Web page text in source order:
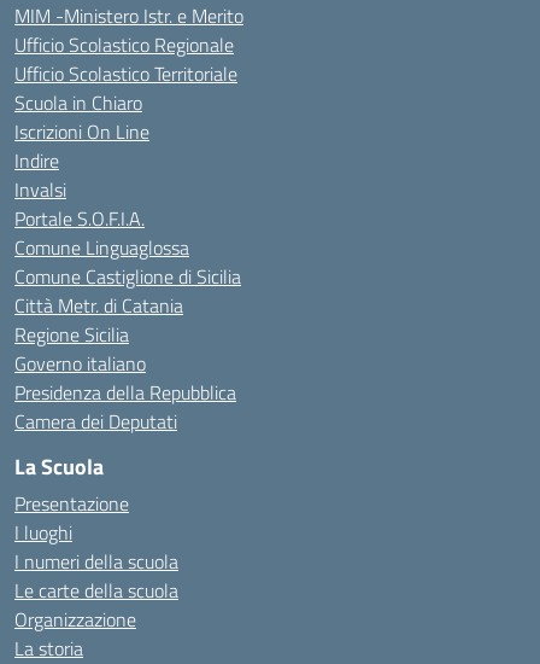
MIM -Ministero Istr. e Merito
Ufficio Scolastico Regionale
Ufficio Scolastico Territoriale
Scuola in Chiaro
Iscrizioni On Line
Indire
Invalsi
Portale S.O.F.I.A.
Comune Linguaglossa
Comune Castiglione di Sicilia
Città Metr. di Catania
Regione Sicilia
Governo italiano
Presidenza della Repubblica
Camera dei Deputati
La Scuola
Presentazione
I luoghi
I numeri della scuola
Le carte della scuola
Organizzazione
La storia